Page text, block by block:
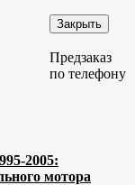
Закрыть
Предзаказ
по телефону
2005:
мотора